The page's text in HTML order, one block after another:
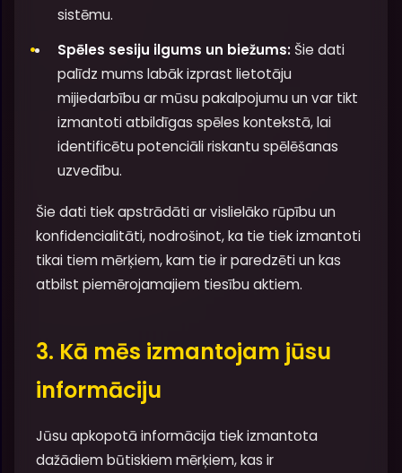
sistēmu.
Spēles sesiju ilgums un biežums: Šie dati
palīdz mums labāk izprast lietotāju
mijiedarbību ar mūsu pakalpojumu un var tikt
izmantoti atbildīgas spēles kontekstā, lai
identificētu potenciāli riskantu spēlēšanas
uzvedību.
Šie dati tiek apstrādāti ar vislielāko rūpību un
konfidencialitāti, nodrošinot, ka tie tiek izmantoti
tikai tiem mērķiem, kam tie ir paredzēti un kas
atbilst piemērojamajiem tiesību aktiem.
3. Kā mēs izmantojam jūsu
informāciju
Jūsu apkopotā informācija tiek izmantota
dažādiem būtiskiem mērķiem, kas ir